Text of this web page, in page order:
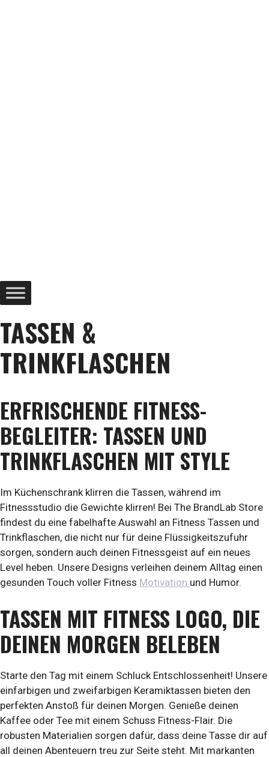
TASSEN &
TRINKFLASCHEN
ERFRISCHENDE FITNESS-
BEGLEITER: TASSEN UND
TRINKFLASCHEN MIT STYLE
Im Küchenschrank klirren die Tassen, während im
Fitnessstudio die Gewichte klirren! Bei The BrandLab Store
findest du eine fabelhafte Auswahl an Fitness Tassen und
Trinkflaschen, die nicht nur für deine Flüssigkeitszufuhr
sorgen, sondern auch deinen Fitnessgeist auf ein neues
Level heben. Unsere Designs verleihen deinem Alltag einen
gesunden Touch voller Fitness Motivation und Humor.
TASSEN MIT FITNESS LOGO, DIE
DEINEN MORGEN BELEBEN
Starte den Tag mit einem Schluck Entschlossenheit! Unsere
einfarbigen und zweifarbigen Keramiktassen bieten den
perfekten Anstoß für deinen Morgen. Genieße deinen
Kaffee oder Tee mit einem Schuss Fitness-Flair. Die
robusten Materialien sorgen dafür, dass deine Tasse dir auf
all deinen Abenteuern treu zur Seite steht. Mit markanten